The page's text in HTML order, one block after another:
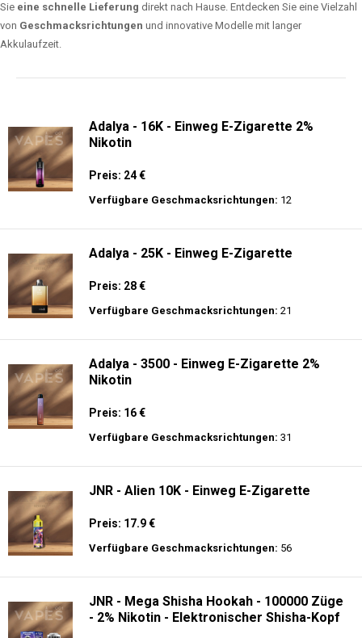
Sie eine schnelle Lieferung direkt nach Hause. Entdecken Sie eine Vielzahl
von Geschmacksrichtungen und innovative Modelle mit langer
Akkulaufzeit.
Adalya - 16K - Einweg E-Zigarette 2%
Nikotin
Preis: 24 €
Verfügbare Geschmacksrichtungen: 12
Adalya - 25K - Einweg E-Zigarette
Preis: 28 €
Verfügbare Geschmacksrichtungen: 21
Adalya - 3500 - Einweg E-Zigarette 2%
Nikotin
Preis: 16 €
Verfügbare Geschmacksrichtungen: 31
JNR - Alien 10K - Einweg E-Zigarette
Preis: 17.9 €
Verfügbare Geschmacksrichtungen: 56
JNR - Mega Shisha Hookah - 100000 Züge
- 2% Nikotin - Elektronischer Shisha-Kopf